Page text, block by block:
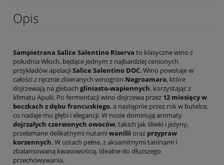
Opis
Sampietrana Salice Salentino Riserva to klasyczne wino z
południa Włoch, będące jednym z najbardziej cenionych
przykładów apelacji Salice Salentino DOC. Wino powstaje w
całości z ręcznie zbieranych winogron Negroamaro, które
dojrzewają na glebach gliniasto-wapiennych, korzystając z
klimatu Apulii. Po fermentacji wino dojrzewa przez 12 miesięcy w
beczkach z dębu francuskiego, a następnie przez rok w butelce,
co nadaje mu głębi i elegancji. W nosie dominują aromaty
dojrzałych czerwonych owoców, takich jak śliwki i jeżyny,
przełamane delikatnymi nutami wanilii oraz przypraw
korzennych. W ustach pełne, z aksamitnymi taninami i
zbalansowaną kwasowością, idealne do dłuższego
przechowywania.